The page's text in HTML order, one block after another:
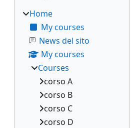
Home
My courses
News del sito
My courses
Courses
corso A
corso B
corso C
corso D